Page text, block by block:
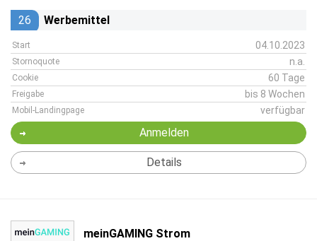
26 Werbemittel
Start 04.10.2023
Stornoquote n.a.
Cookie 60 Tage
Freigabe bis 8 Wochen
Mobil-Landingpage verfügbar
Anmelden
Details
meinGAMING Strom